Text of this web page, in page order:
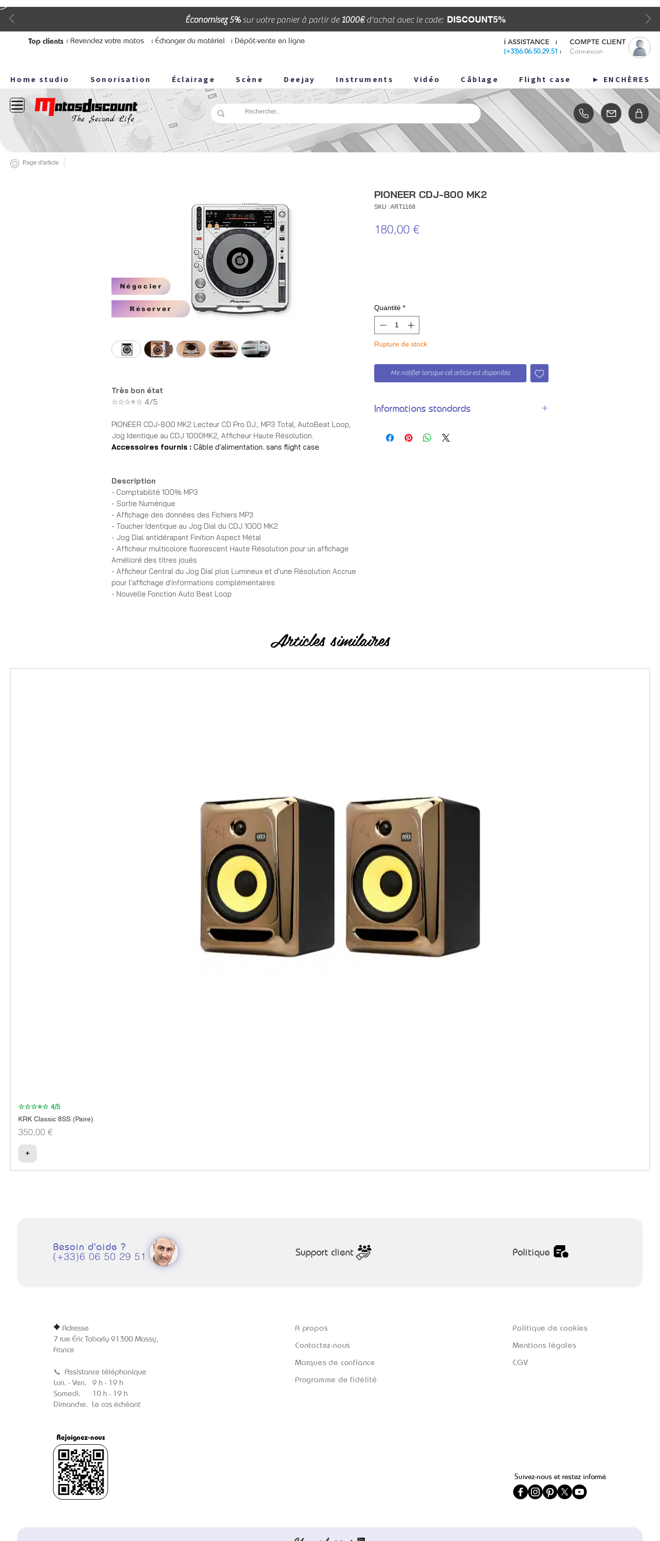
Économisez 5%sur votre panier à partir de1000€d'achat avec le code: DISCOUNT5%
Top clients ⏐ Revendez votre matos ⏐ Échanger du matériel ⏐ Dépôt-vente en ligne ℹ️ ASSISTANCE ⏐
(+33)6.06.50.29.51 ⏐
COMPTE CLIENT
Connexion
Home studio Sonorisation Éclairage Scène Deejay Instruments Vidéo Câblage Flight case ENCHÈRES ►
The Second Life
Très bon état
☆☆☆⭐☆ 4/5
PIONEER CDJ-800 MK2 Lecteur CD Pro DJ., MP3 Total, AutoBeat Loop,
Jog Identique au CDJ 1000MK2, Afficheur Haute Résolution.
Accessoires fournis : Câble d'alimentation. sans flight case
Description
- Comptabilité 100% MP3
- Sortie Numérique
- Affichage des données des Fichiers MP3
- Toucher Identique au Jog Dial du CDJ 1000 MK2
- Jog Dial antidérapant Finition Aspect Métal
- Afficheur multicolore fluorescent Haute Résolution pour un affichage
Amélioré des titres joués
- Afficheur Central du Jog Dial plus Lumineux et d'une Résolution Accrue
pour l'affichage d'informations complémentaires
- Nouvelle Fonction Auto Beat Loop
- Fonction Legato Link pour Améliorer le Rendu Audio
PIONEER CDJ-800 MK2
SKU : ART1168
180,00 €Prix
Quantité *
Rupture de stock
Me notifier lorsque cet article est disponible
Informations standards
➦ Tarif
✓ En euros TVA incl. (TTC)
Négocier
Réserver
Articles similaires
☆☆☆⭐☆ 4/5
KRK Classic 8SS (Paire)
Prix
350,00 €
+
Page d'article
Besoin d'aide ?
(+33)6 06 50 29 51 Support client Politique
⌖ Adresse
7 rue Éric Tabarly 91300 Massy,
France
📞 Assistance téléphonique
Lun. - Ven. 9 h - 19 h
Samedi. 10 h - 19 h
Dimanche. Le cas échéant
Rejoignez-nous
Programme de fidélité
Marques de confiance
Contactez-nous
A propos
CGV
Mentions légales
Politique de cookies
Suivez-nous et restez informé